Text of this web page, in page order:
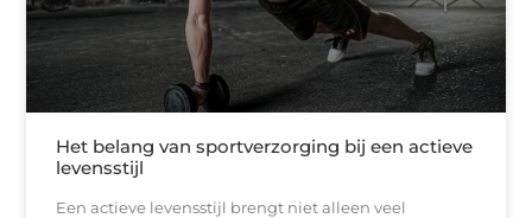
Het belang van sportverzorging bij een actieve
levensstijl
Een actieve levensstijl brengt niet alleen veel